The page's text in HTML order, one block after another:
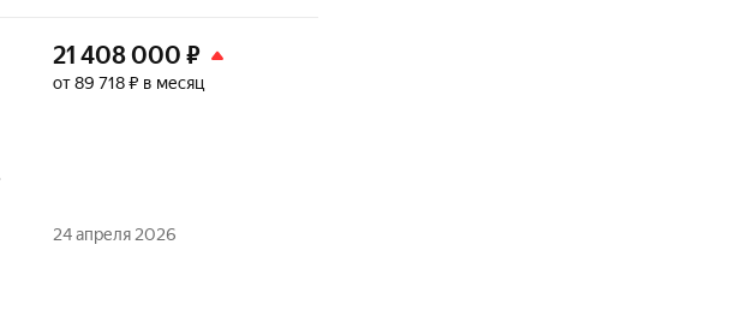
21 408 000 ₽
от 89 718 ₽ в месяц
24 апреля 2026